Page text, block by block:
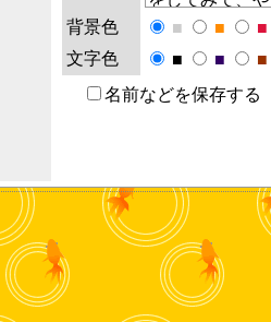
背景色 ■ ■
■
文字色
■ ■
■
名前などを保存する